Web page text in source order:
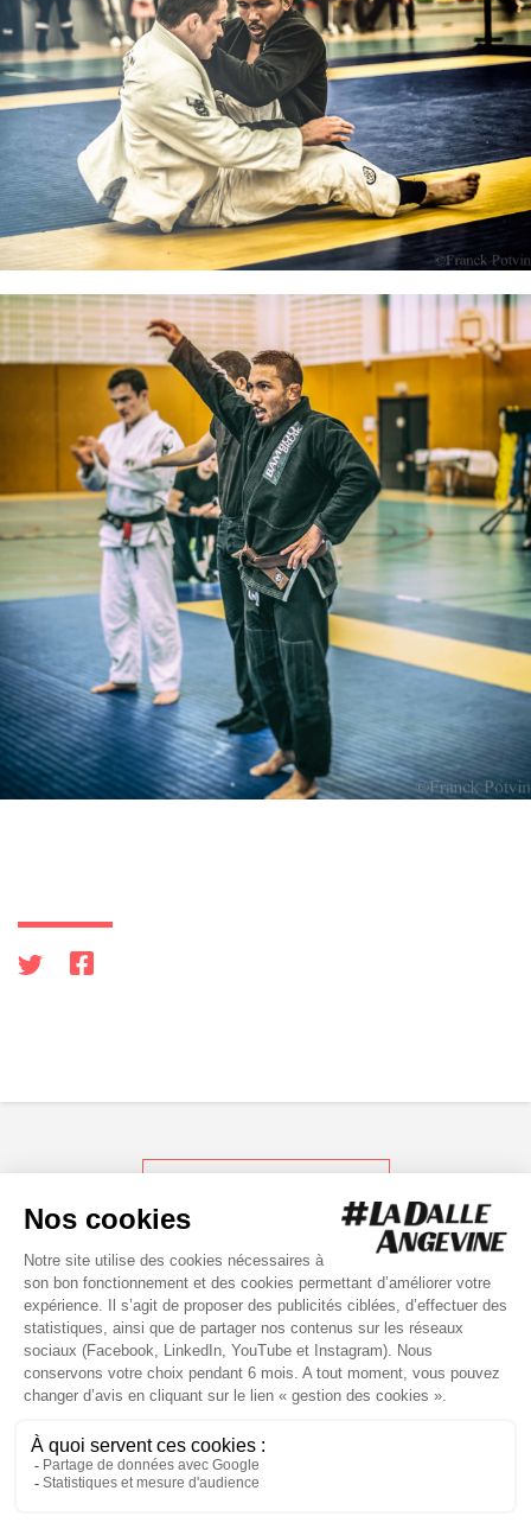
RETOUR AUX ACTUS